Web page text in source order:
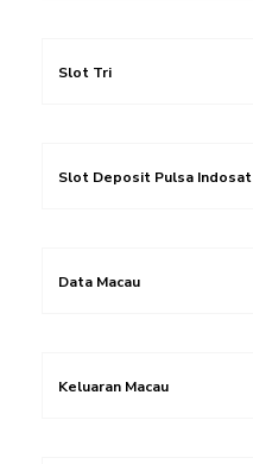
Slot Tri
Slot Deposit Pulsa Indosat
Data Macau
Keluaran Macau